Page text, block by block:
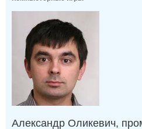
Александр Оликевич,